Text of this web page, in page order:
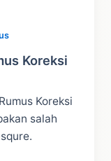
Koreksi
Koreksi
salah